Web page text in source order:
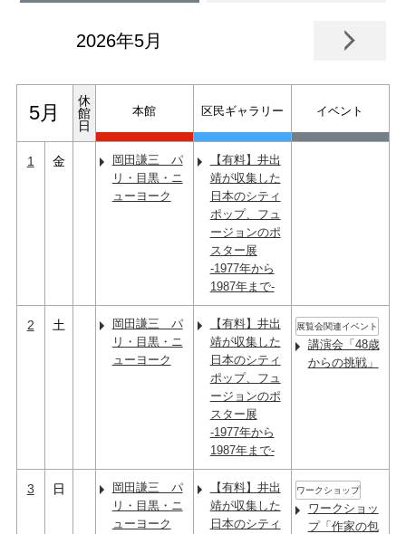
2026年5月
5月
休
館
日
本館 区民ギャラリー イベント
1 金
岡田謙三 パ
リ・目黒・ニ
ューヨーク
【有料】井出
靖が収集した
日本のシティ
ポップ、フュ
ージョンのポ
スター展
-1977年から
1987年まで-
2 土
岡田謙三 パ
リ・目黒・ニ
ューヨーク
【有料】井出
靖が収集した
日本のシティ
ポップ、フュ
ージョンのポ
スター展
-1977年から
1987年まで-
展覧会関連イベント
講演会「48歳
からの挑戦」
3 日
岡田謙三 パ
リ・目黒・ニ
ューヨーク
【有料】井出
靖が収集した
日本のシティ
ワークショップ
ワークショッ
プ「作家の包